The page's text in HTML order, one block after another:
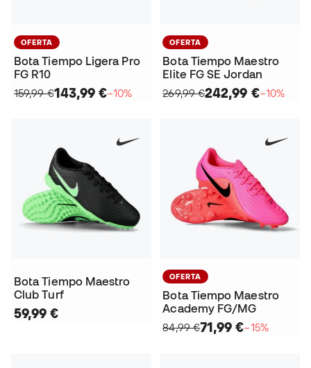
OFERTA
Bota Tiempo Ligera Pro
FG R10
159,99 €143,99 €−10%
OFERTA
Bota Tiempo Maestro
Elite FG SE Jordan
269,99 €242,99 €−10%
Bota Tiempo Maestro
Club Turf
59,99 €
OFERTA
Bota Tiempo Maestro
Academy FG/MG
84,99 €71,99 €−15%